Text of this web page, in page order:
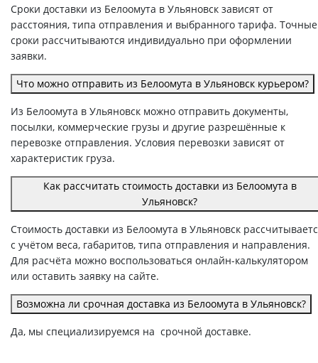
Сроки доставки из Белоомута в Ульяновск зависят от
расстояния, типа отправления и выбранного тарифа. Точные
сроки рассчитываются индивидуально при оформлении
заявки.
Что можно отправить из Белоомута в Ульяновск курьером?
Из Белоомута в Ульяновск можно отправить документы,
посылки, коммерческие грузы и другие разрешённые к
перевозке отправления. Условия перевозки зависят от
характеристик груза.
Как рассчитать стоимость доставки из Белоомута в
Ульяновск?
Стоимость доставки из Белоомута в Ульяновск
с учётом веса, габаритов, типа отправления и направления.
Для расчёта можно воспользоваться онлайн-калькулятором
или оставить заявку на сайте.
Возможна ли срочная доставка из Белоомута в Ульяновск?
Да, мы специализируемся на срочной доставке.